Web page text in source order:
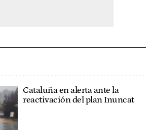
Cataluña en alerta ante la
reactivación del plan Inuncat